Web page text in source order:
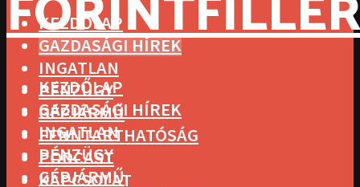
KEZDŐLAP
GAZDASÁGI HÍREK
INGATLAN
PÉNZÜGY
GÉPJÁRMŰ
FENNTARTHATÓSÁG
PODCAST
KAPCSOLAT
KEZDŐLAP
GAZDASÁGI HÍREK
INGATLAN
PÉNZÜGY
GÉPJÁRMŰ